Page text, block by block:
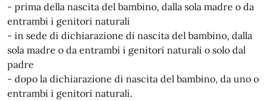
- prima della nascita del bambino, dalla sola madre o da
entrambi i genitori naturali
- in sede di dichiarazione di nascita del bambino, dalla
sola madre o da entrambi i genitori naturali o solo dal
padre
- dopo la dichiarazione di nascita del bambino, da uno o
entrambi i genitori naturali.